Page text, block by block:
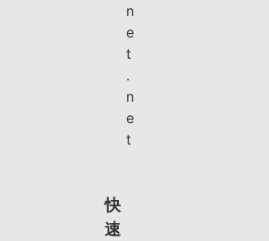
n
e
t
.
n
e
t
快
速